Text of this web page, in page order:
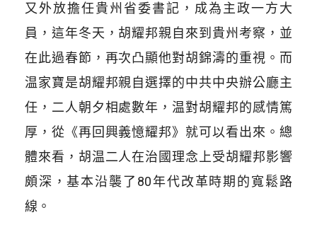
又外放擔任貴州省委書記，成為主政一方大
員，這年冬天，胡耀邦親自來到貴州考察，並
在此過春節，再次凸顯他對胡錦濤的重視。而
温家寶是胡耀邦親自選擇的中共中央辦公廳主
任，二人朝夕相處數年，温對胡耀邦的感情篤
厚，從《再回興義憶耀邦》就可以看出來。總
體來看，胡温二人在治國理念上受胡耀邦影響
頗深，基本沿襲了80年代改革時期的寬鬆路
線。